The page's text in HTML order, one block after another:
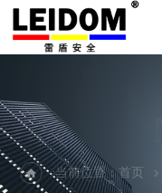
当前位置：首页